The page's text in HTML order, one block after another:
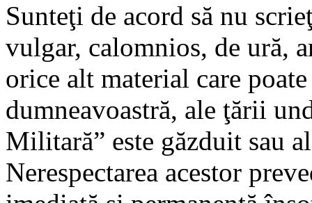
Sunteţi de acord să nu
vulgar, calomnios, de ură,
orice alt material care
dumneavoastră, ale ţării
Militară” este găzduit sau
Nerespectarea acestor